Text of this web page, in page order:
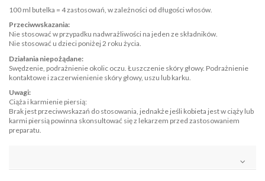
100 ml butelka = 4 zastosowań, w zależności od długości włosów.
Przeciwwskazania:
Nie stosować w przypadku nadwrażliwości na jeden ze składników.
Nie stosować u dzieci poniżej 2 roku życia.
Działania niepożądane:
Swędzenie, podrażnienie okolic oczu. Łuszczenie skóry głowy. Podrażnienie
kontaktowe i zaczerwienienie skóry głowy, uszu lub karku.
Uwagi:
Ciąża i karmienie piersią:
Brak jest przeciwwskazań do stosowania, jednakże jeśli kobieta jest w ciąży lub
karmi piersią powinna skonsultować się z lekarzem przed zastosowaniem
preparatu.